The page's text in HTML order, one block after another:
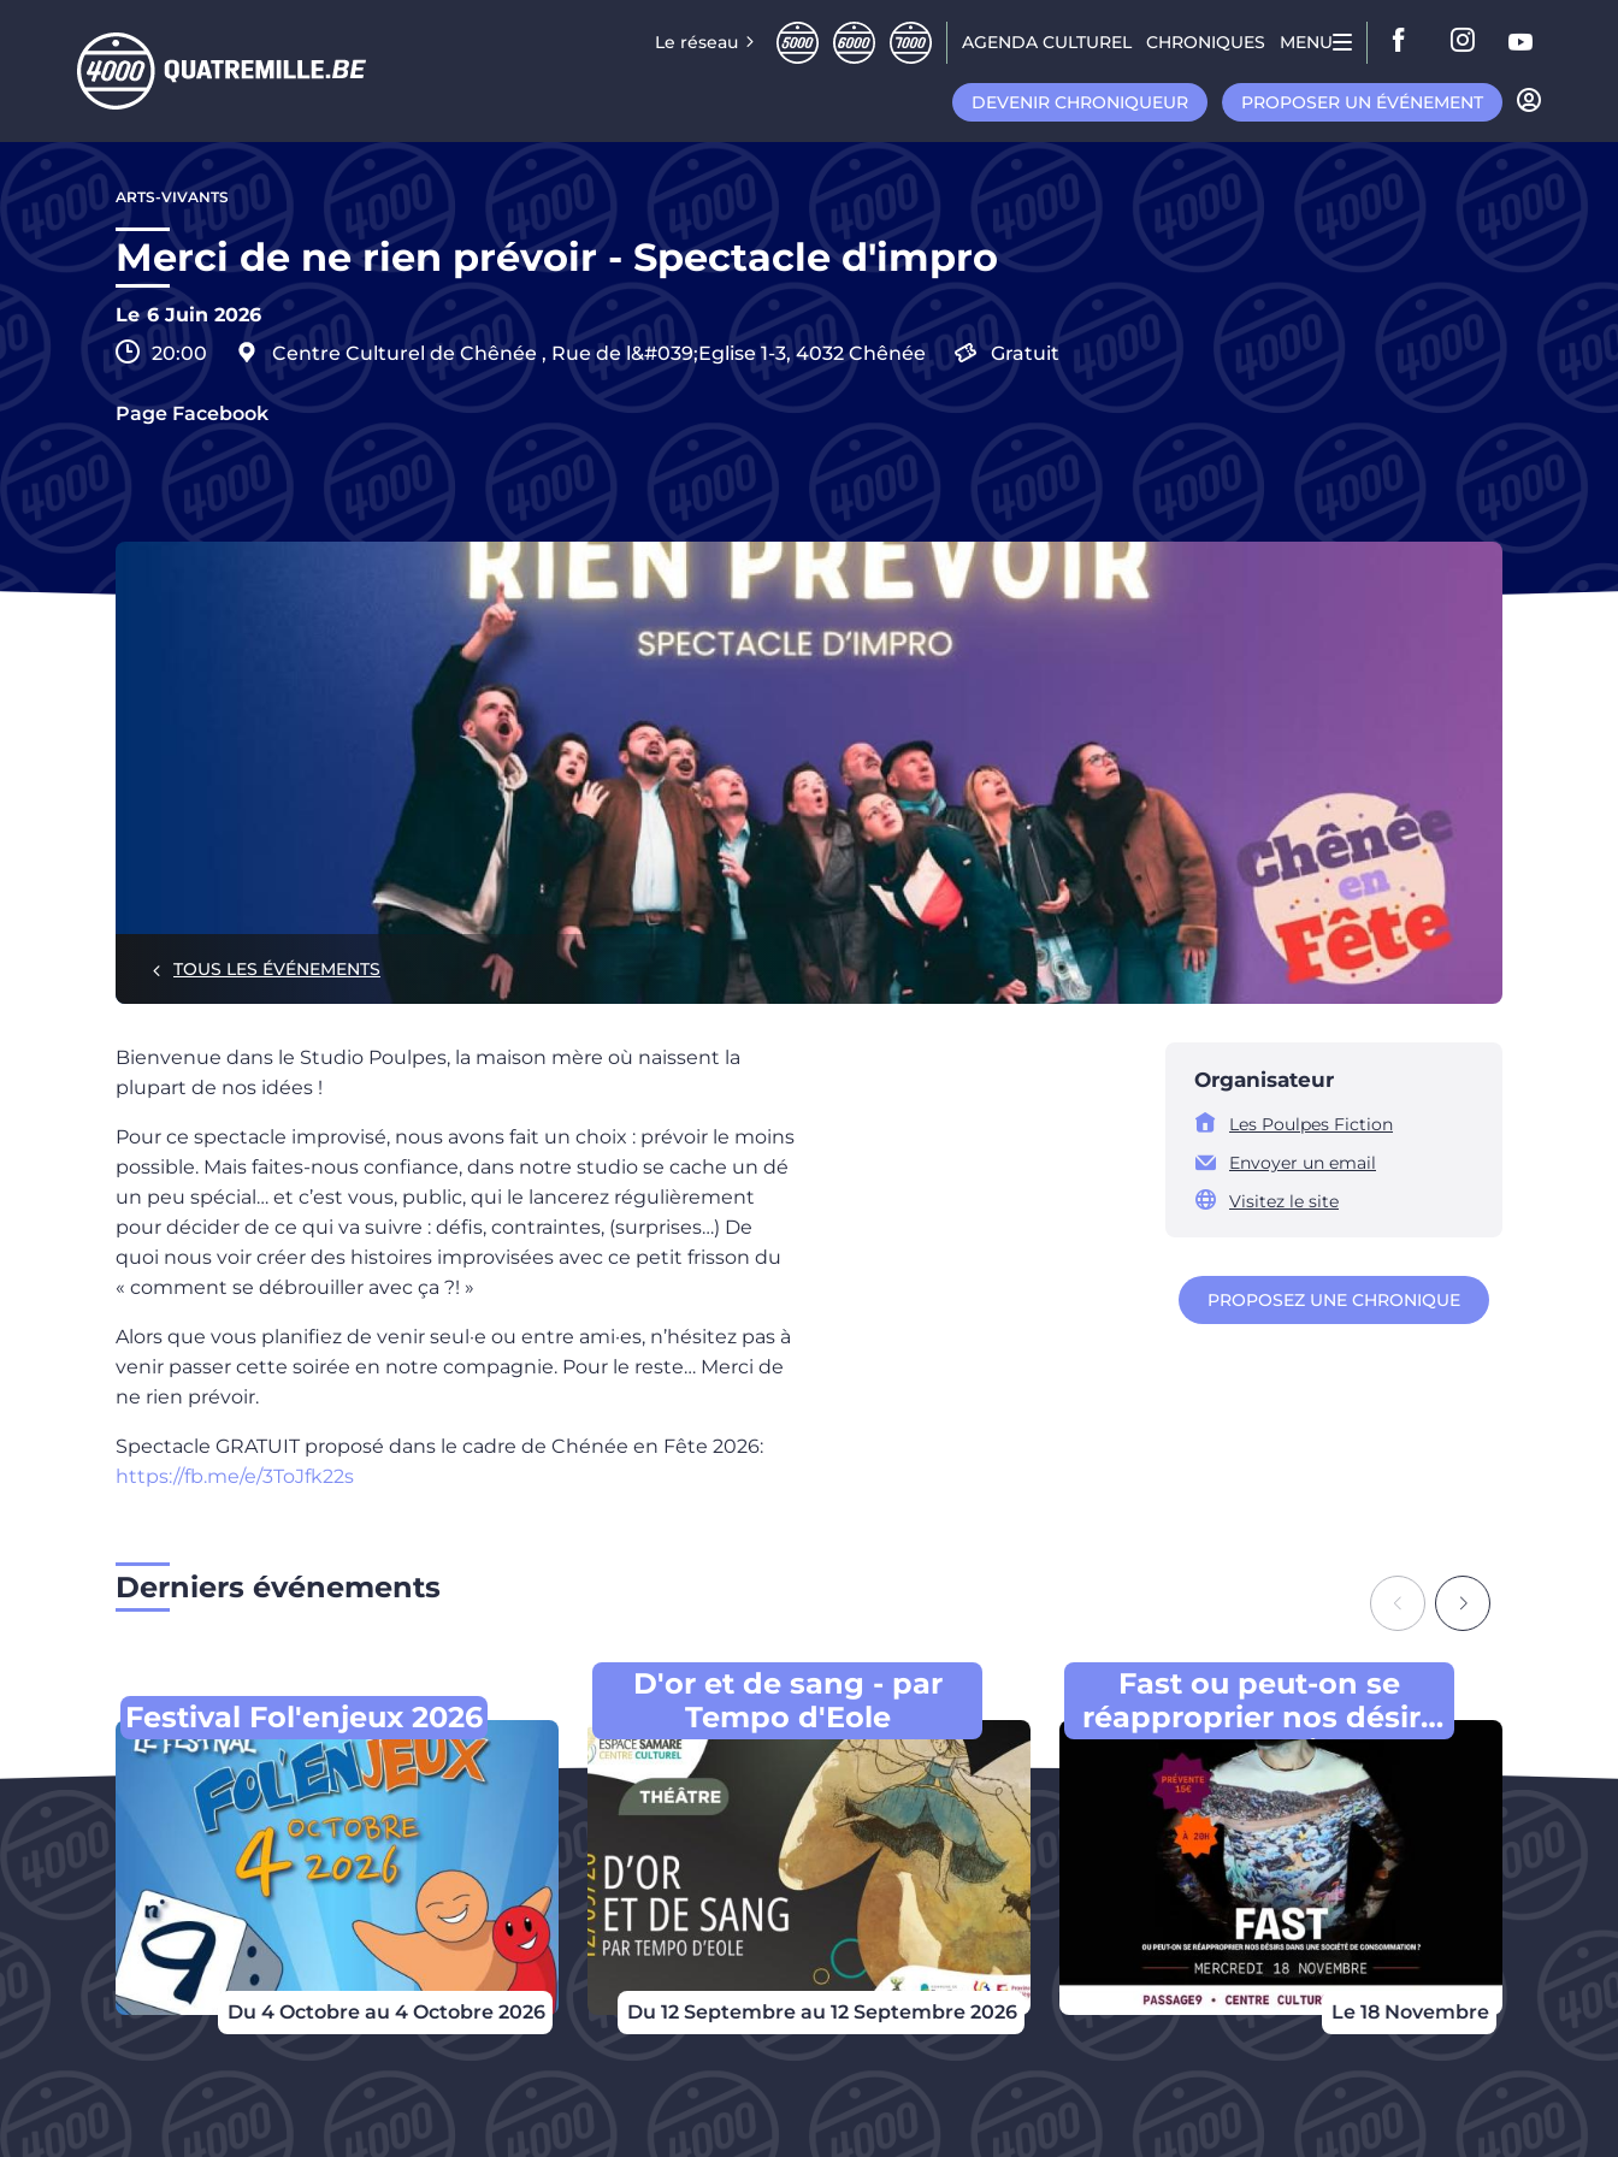
Le réseau AGENDA CULTUREL CHRONIQUES MENU
DEVENIR CHRONIQUEUR PROPOSER UN ÉVÉNEMENT
Aller
au
contenu
principal
ARTS-VIVANTS
Merci de ne rien prévoir - Spectacle d'impro
Le 6 Juin 2026
20:00
Centre Culturel de Chênée , Rue de l&#039;Eglise 1-3, 4032Chênée Gratuit
Page Facebook
TOUS LES ÉVÉNEMENTS
Bienvenue dans le Studio Poulpes, la maison mère où naissent la
plupart de nos idées !
Pour ce spectacle improvisé, nous avons fait un choix : prévoir le moins
possible. Mais faites-nous confiance, dans notre studio se cache un dé
un peu spécial… et c’est vous, public, qui le lancerez régulièrement
pour décider de ce qui va suivre : défis, contraintes, (surprises…) De
quoi nous voir créer des histoires improvisées avec ce petit frisson du
« comment se débrouiller avec ça ?! »
Alors que vous planifiez de venir seul·e ou entre ami·es, n’hésitez pas à
venir passer cette soirée en notre compagnie. Pour le reste… Merci de
ne rien prévoir.
Spectacle GRATUIT proposé dans le cadre de Chénée en Fête 2026:
https://fb.me/e/3ToJfk22s
Organisateur
Les Poulpes Fiction
Envoyer un email
Visitez le site
PROPOSEZ UNE CHRONIQUE
Derniers événements
Du 4 Octobre au 4 Octobre 2026
Festival Fol'enjeux 2026
Du 12 Septembre au 12 Septembre 2026
D'or et de sang - par
Tempo d'Eole
Le 18 Novembre
Fast ou peut-on se
réapproprier nos désirs
dans une société de
consommation ?